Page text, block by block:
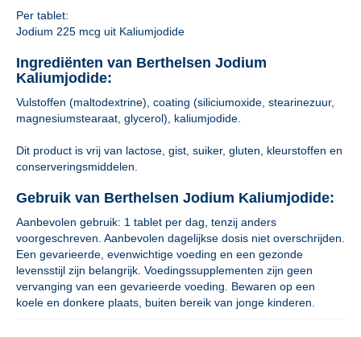
Per tablet:
Jodium 225 mcg uit Kaliumjodide
Ingrediënten van Berthelsen Jodium
Kaliumjodide:
Vulstoffen (maltodextrine), coating (siliciumoxide, stearinezuur,
magnesiumstearaat, glycerol), kaliumjodide.
Dit product is vrij van lactose, gist, suiker, gluten, kleurstoffen en
conserveringsmiddelen.
Gebruik van Berthelsen Jodium Kaliumjodide:
Aanbevolen gebruik: 1 tablet per dag, tenzij anders
voorgeschreven. Aanbevolen dagelijkse dosis niet overschrijden.
Een gevarieerde, evenwichtige voeding en een gezonde
levensstijl zijn belangrijk. Voedingssupplementen zijn geen
vervanging van een gevarieerde voeding. Bewaren op een
koele en donkere plaats, buiten bereik van jonge kinderen.